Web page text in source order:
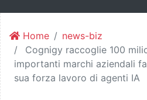
Home
news-biz
Cognigy raccoglie 100
importanti marchi aziendali
sua forza lavoro di agenti IA